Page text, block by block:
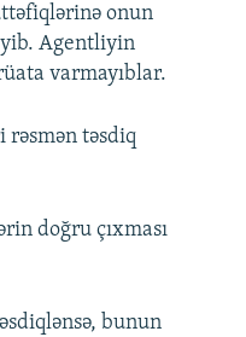
onun
Agentliyin
varmayıblar.
rəsmən təsdiq
doğru çıxması
bunun